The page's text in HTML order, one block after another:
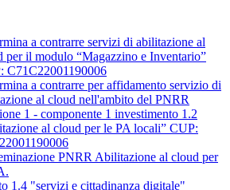
a contrarre servizi di abilitazione al
per il modulo “Magazzino e Inventario”
C71C22001190006
a contrarre per affidamento servizio di
al cloud nell'ambito del PNRR
1 - componente 1 investimento 1.2
al cloud per le PA locali” CUP:
PNRR Abilitazione al cloud per
1.4 "servizi e cittadinanza digitale"